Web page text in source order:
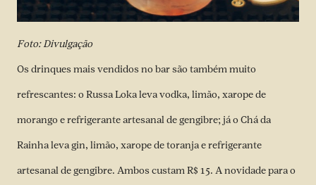
Foto: Divulgação
Os drinques mais vendidos no bar são também muito
refrescantes: o Russa Loka leva vodka, limão, xarope de
morango e refrigerante artesanal de gengibre; já o Chá da
Rainha leva gin, limão, xarope de toranja e refrigerante
artesanal de gengibre. Ambos custam R$ 15. A novidade para o